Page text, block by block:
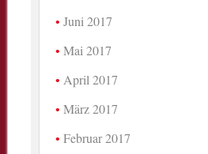
Juni 2017
Mai 2017
April 2017
März 2017
Februar 2017